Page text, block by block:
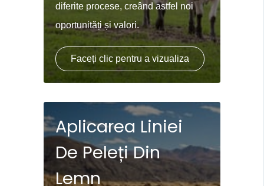
diferite procese, creând astfel noi
oportunități și valori.
Faceți clic pentru a vizualiza
Aplicarea Liniei
De Peleți Din
Lemn